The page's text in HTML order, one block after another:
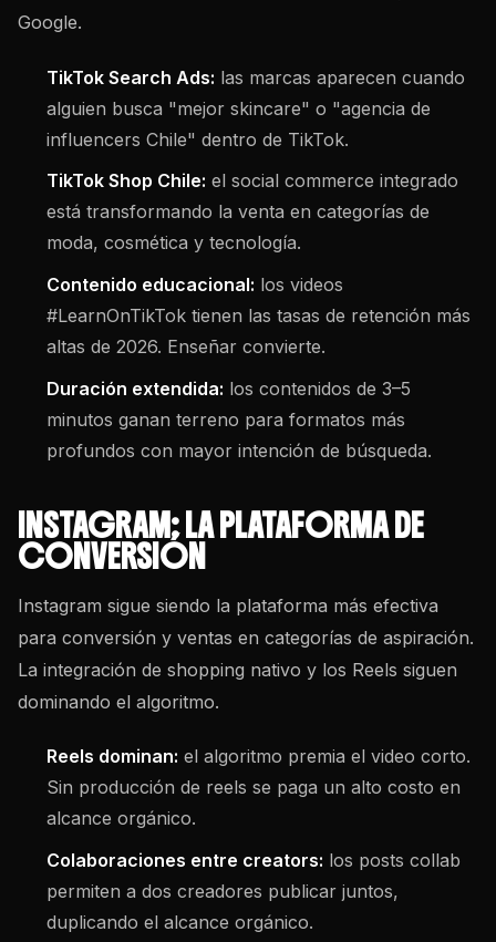
Google.
TikTok Search Ads: las marcas aparecen cuando
alguien busca "mejor skincare" o "agencia de
influencers Chile" dentro de TikTok.
TikTok Shop Chile: el social commerce integrado
está transformando la venta en categorías de
moda, cosmética y tecnología.
Contenido educacional: los videos
#LearnOnTikTok tienen las tasas de retención más
altas de 2026. Enseñar convierte.
Duración extendida: los contenidos de 3–5
minutos ganan terreno para formatos más
profundos con mayor intención de búsqueda.
INSTAGRAM: LA PLATAFORMA DE
CONVERSIÓN
Instagram sigue siendo la plataforma más efectiva
para conversión y ventas en categorías de aspiración.
La integración de shopping nativo y los Reels siguen
dominando el algoritmo.
Reels dominan: el algoritmo premia el video corto.
Sin producción de reels se paga un alto costo en
alcance orgánico.
Colaboraciones entre creators: los posts collab
permiten a dos creadores publicar juntos,
duplicando el alcance orgánico.